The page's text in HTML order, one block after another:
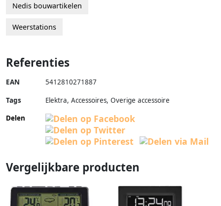
Nedis bouwartikelen
Weerstations
Referenties
EAN 5412810271887
Tags
Elektra, Accessoires, Overige accessoire
Delen
Vergelijkbare producten